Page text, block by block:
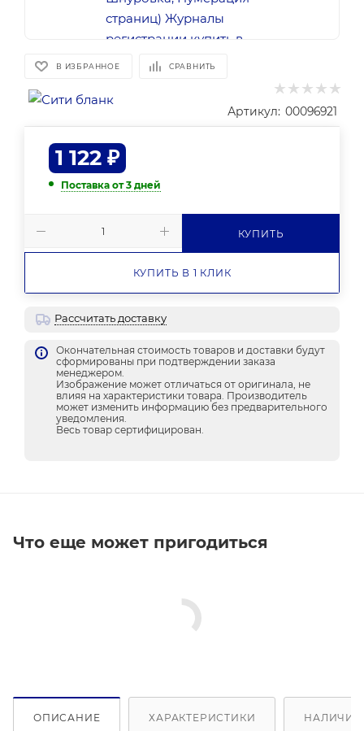
В ИЗБРАННОЕ СРАВНИТЬ
Артикул: 00096921
1 122 ₽
Поставка от 3 дней
КУПИТЬ
КУПИТЬ В 1 КЛИК
Рассчитать доставку
Окончательная стоимость товаров и доставки будут
сформированы при подтверждении заказа
менеджером.
Изображение может отличаться от оригинала, не
влияя на характеристики товара. Производитель
может изменить информацию без предварительного
уведомления.
Весь товар сертифицирован.
Что еще может пригодиться
ОПИСАНИЕ ХАРАКТЕРИСТИКИ НАЛИЧИЕ